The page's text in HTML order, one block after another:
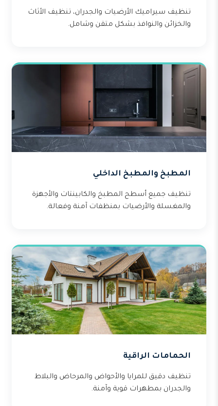
تنظيف سيراميك الأرضيات والجدران، تنظيف الأثاث
والخزائن والنوافذ بشكل متقن وشامل.
المطبخ والمطبخ الداخلي
تنظيف جميع أسطح المطبخ والكابينتات والأجهزة
والمغسلة والأرضيات بمنظفات آمنة وفعالة.
الحمامات الراقية
تنظيف دقيق للمرايا والأحواض والمرحاض والبلاط
والجدران بمطهرات قوية وآمنة.